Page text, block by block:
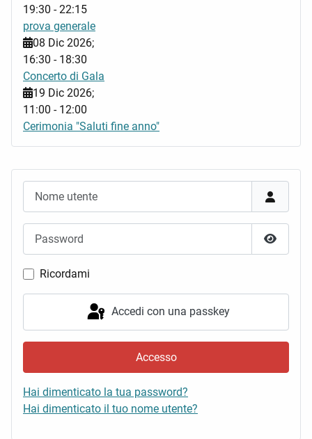
Mostra
Ricordami
Accedi con una passkey
Accesso
Hai dimenticato la tua password?
Hai dimenticato il tuo nome utente?
19:30 -22:15
prova generale
08 Dic 2026;
16:30 - 18:30
Concerto di Gala
19 Dic 2026;
11:00 - 12:00
Cerimonia "Saluti fine anno"